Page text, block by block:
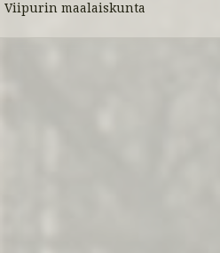
Viipurin maalaiskunta